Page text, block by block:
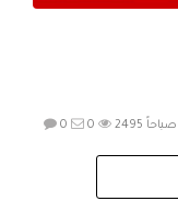
0 0 2495